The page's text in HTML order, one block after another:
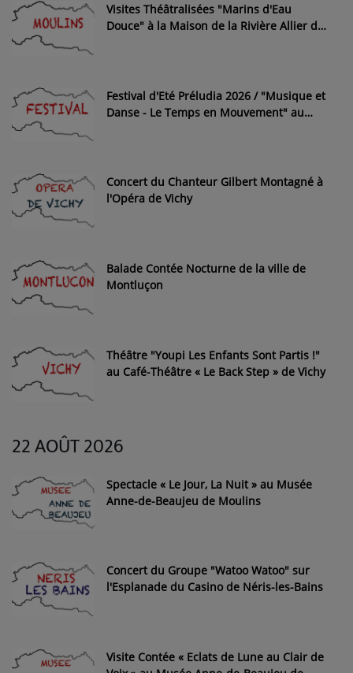
Visites Théâtralisées "Marins d'Eau
Douce" à la Maison de la Rivière Allier de
Festival d'Eté Préludia 2026 / "Musique et
Danse - Le Temps en Mouvement" au
Concert du Chanteur Gilbert Montagné à
l'Opéra de Vichy
Balade Contée Nocturne de la ville de
Montluçon
Théâtre "Youpi Les Enfants Sont Partis !"
au Café-Théâtre « Le Back Step » de Vichy
22 AOÛT 2026
Spectacle « Le Jour, La Nuit » au Musée
Anne-de-Beaujeu de Moulins
Concert du Groupe "Watoo Watoo" sur
l'Esplanade du Casino de Néris-les-Bains
Visite Contée « Eclats de Lune au Clair de